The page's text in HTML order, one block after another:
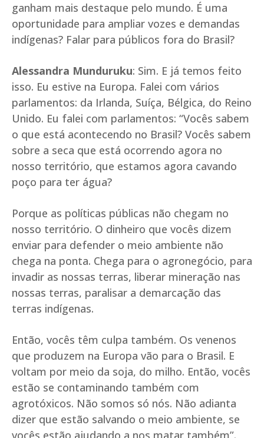
ganham mais destaque pelo mundo. É uma
oportunidade para ampliar vozes e demandas
indígenas? Falar para públicos fora do Brasil?
Alessandra Munduruku: Sim. E já temos feito
isso. Eu estive na Europa. Falei com vários
parlamentos: da Irlanda, Suíça, Bélgica, do Reino
Unido. Eu falei com parlamentos: “Vocês sabem
o que está acontecendo no Brasil? Vocês sabem
sobre a seca que está ocorrendo agora no
nosso território, que estamos agora cavando
poço para ter água?
Porque as políticas públicas não chegam no
nosso território. O dinheiro que vocês dizem
enviar para defender o meio ambiente não
chega na ponta. Chega para o agronegócio, para
invadir as nossas terras, liberar mineração nas
nossas terras, paralisar a demarcação das
terras indígenas.
Então, vocês têm culpa também. Os venenos
que produzem na Europa vão para o Brasil. E
voltam por meio da soja, do milho. Então, vocês
estão se contaminando também com
agrotóxicos. Não somos só nós. Não adianta
dizer que estão salvando o meio ambiente, se